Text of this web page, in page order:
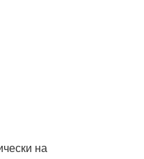
на